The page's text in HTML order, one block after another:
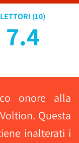
LETTORI (10)
7.4
onore alla
Questa
inalterati i